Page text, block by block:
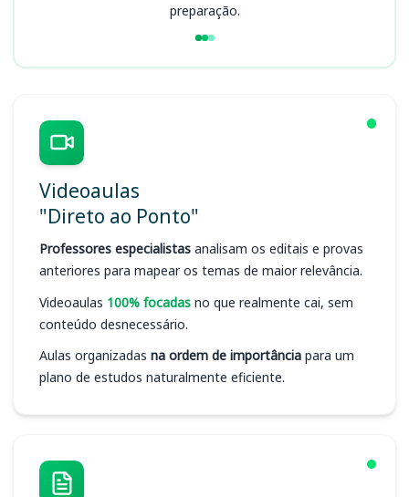
preparação.
Videoaulas
"Direto ao Ponto"
Professores especialistas analisam os editais e provas
anteriores para mapear os temas de maior relevância.
Videoaulas 100% focadas no que realmente cai, sem
conteúdo desnecessário.
Aulas organizadas na ordem de importância para um
plano de estudos naturalmente eficiente.